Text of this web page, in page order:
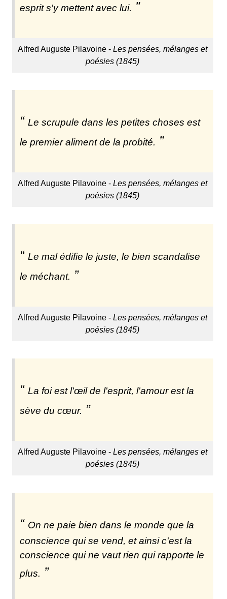
esprit s'y mettent avec lui.
Alfred Auguste Pilavoine -Les pensées, mélanges et
poésies (1845)
Le scrupule dans les petites choses est
le premier aliment de la probité.
Alfred Auguste Pilavoine -Les pensées, mélanges et
poésies (1845)
Le mal édifie le juste, le bien scandalise
le méchant.
Alfred Auguste Pilavoine -Les pensées, mélanges et
poésies (1845)
La foi est l'œil de l'esprit, l'amour est la
sève du cœur.
Alfred Auguste Pilavoine -Les pensées, mélanges et
poésies (1845)
On ne paie bien dans le monde que la
conscience qui se vend, et ainsi c'est la
conscience qui ne vaut rien qui rapporte le
plus.